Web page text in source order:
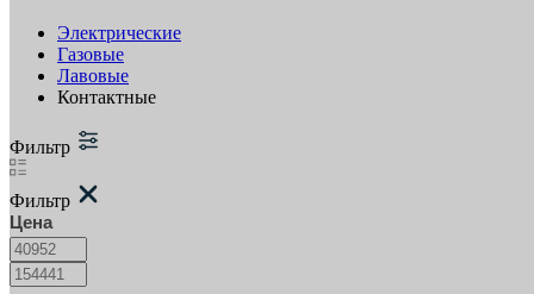
Электрические
Газовые
Лавовые
Контактные
Фильтр
Фильтр
Цена